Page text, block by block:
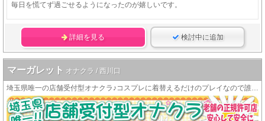
毎日を慌てず過ごせるようになったのが嬉しいです。
詳細を見る 検討中に追加
マーガレット オナクラ / 西川口
埼玉県唯一の店舗受付型オナクラ♪コスプレに着替えるだけのプレイなので誰でも簡単に高収入をＧＥＴできますＯ(≧∇≦)Ｏ